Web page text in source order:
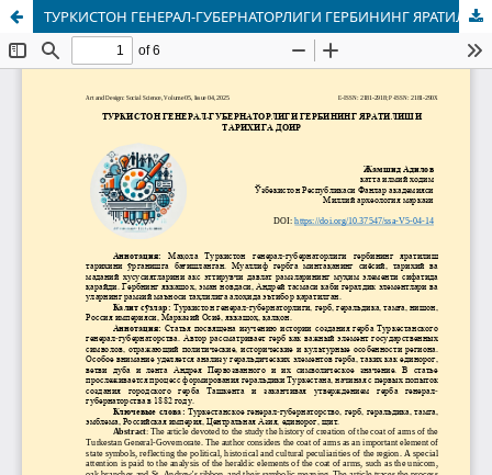
ТУРКИСТОН ГЕНЕРАЛ-ГУБЕРНАТОРЛИГИ ГЕРБИНИНГ ЯРАТИЛИШИ ТАРИХИГА ДОИР